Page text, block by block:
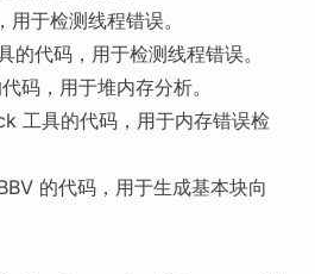
于检测线程错误。
的代码，用于检测线程错误。
码，用于堆内存分析。
工具的代码，用于内存错误检
的代码，用于生成基本块向